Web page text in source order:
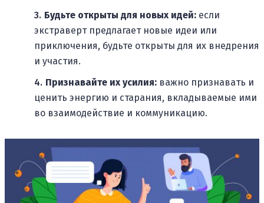
Будьте открыты для новых идей: если
экстраверт предлагает новые идеи или
приключения, будьте открыты для их внедрения
и участия.
Признавайте их усилия: важно признавать и
ценить энергию и старания, вкладываемые ими
во взаимодействие и коммуникацию.